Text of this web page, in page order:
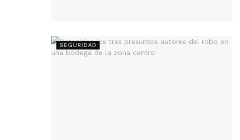
SEGURIDAD